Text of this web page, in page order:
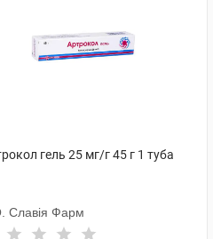
гель 25 мг/г 45 г 1 туба
Славія Фарм